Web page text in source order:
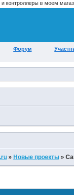
Форум
» Новые проекты »